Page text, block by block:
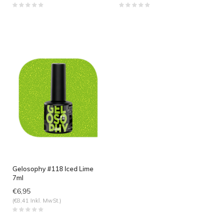
Gelosophy #118 Iced Lime
7ml
€6,95
(€8,41 Inkl. MwSt.)